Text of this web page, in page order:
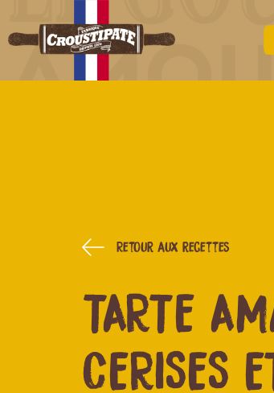
Retour aux recettes
TARTE
CERISES